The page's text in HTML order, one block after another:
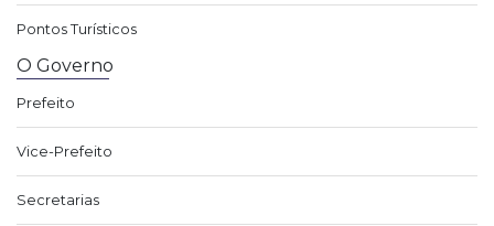
Pontos Turísticos
O Governo
Prefeito
Vice-Prefeito
Secretarias